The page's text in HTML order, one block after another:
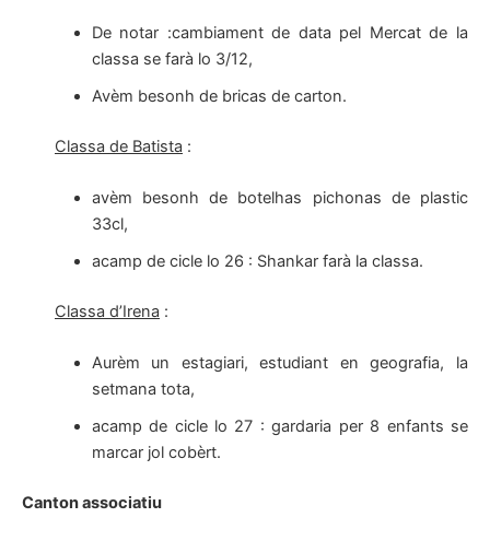
De notar :cambiament de data pel Mercat de la
classa se farà lo 3/12,
Avèm besonh de bricas de carton.
Classa de Batista :
avèm besonh de botelhas pichonas de plastic
33cl,
acamp de cicle lo 26 : Shankar farà la classa.
Classa d’Irena :
Aurèm un estagiari, estudiant en geografia, la
setmana tota,
acamp de cicle lo 27 : gardaria per 8 enfants se
marcar jol cobèrt.
Canton associatiu